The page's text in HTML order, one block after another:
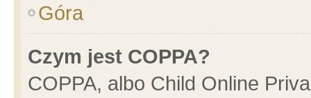
Góra
Czym jest COPPA?
COPPA, albo Child Online